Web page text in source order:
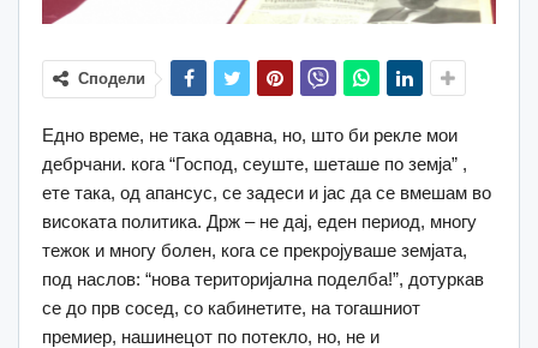
Сподели
Едно време, не така одавна, но, што би рекле мои
дебрчани. кога “Господ, сеуште, шеташе по земја” ,
ете така, од апансус, се задеси и јас да се вмешам во
високата политика. Држ – не дај, еден период, многу
тежок и многу болен, кога се прекројуваше земјата,
под наслов: “нова територијална поделба!”, дотуркав
се до прв сосед, со кабинетите, на тогашниот
премиер, нашинецот по потекло, но, не и